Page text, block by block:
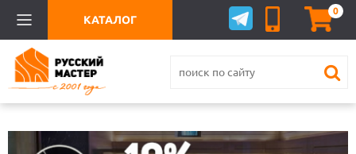
0
КАТАЛОГ